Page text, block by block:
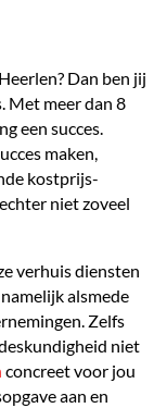
Dan ben jij
Met meer dan 8
een succes.
maken,
kostprijs-
niet zoveel
verhuis diensten
alsmede
Zelfs
niet
concreet voor jou
aan en